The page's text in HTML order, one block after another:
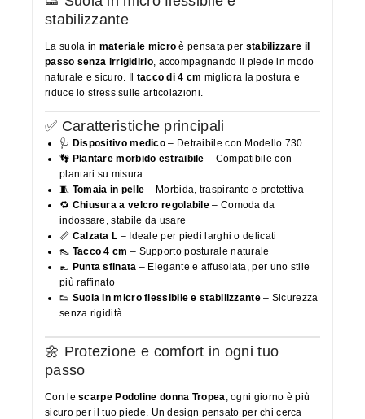
stabilizzante
La suola in materiale micro è pensata per stabilizzare il
passo senza irrigidirlo, accompagnando il piede in modo
naturale e sicuro. Il tacco di 4 cm migliora la postura e
riduce lo stress sulle articolazioni.
✅ Caratteristiche principali
🩺 Dispositivo medico – Detraibile con Modello 730
👣 Plantare morbido estraibile – Compatibile con
plantari su misura
🧵 Tomaia in pelle – Morbida, traspirante e protettiva
🔁 Chiusura a velcro regolabile – Comoda da
indossare, stabile da usare
📏 Calzata L – Ideale per piedi larghi o delicati
👠 Tacco 4 cm – Supporto posturale naturale
👞 Punta sfinata – Elegante e affusolata, per uno stile
più raffinato
👟 Suola in micro flessibile e stabilizzante– Sicurezza
senza rigidità
🌼 Protezione e comfort in ogni tuo
passo
Con lescarpe Podoline donna Tropea , ogni giorno è più
sicuro per il tuo piede. Un design pensato per chi cerca